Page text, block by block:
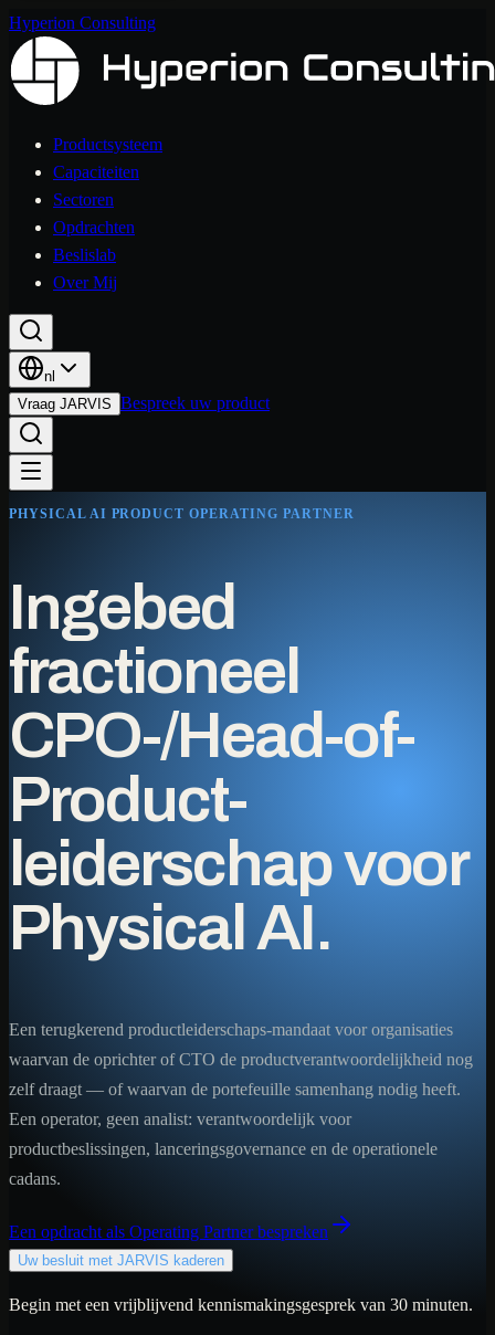
Hyperion Consulting
Productsysteem
Capaciteiten
Sectoren
Opdrachten
Beslislab
Over Mij
nl
Vraag JARVIS Bespreek uw product
PHYSICAL AI PRODUCT OPERATING PARTNER
Ingebed
fractioneel
CPO-/Head-of-
Product-
leiderschap voor
Physical AI.
Een terugkerend productleiderschaps-mandaat voor organisaties
waarvan de oprichter of CTO de productverantwoordelijkheid nog
zelf draagt — of waarvan de portefeuille samenhang nodig heeft.
Een operator, geen analist: verantwoordelijk voor
productbeslissingen, lanceringsgovernance en de operationele
cadans.
Een opdracht als Operating Partner bespreken
Uw besluit met JARVIS kaderen
Begin met een vrijblijvend kennismakingsgesprek van 30 minuten.